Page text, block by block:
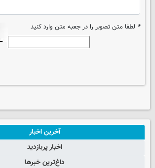
* لطفا متن تصویر را در جعبه متن وارد کنید
آخرین اخبار
اخبار پربازدید
داغ‌ترین خبرها